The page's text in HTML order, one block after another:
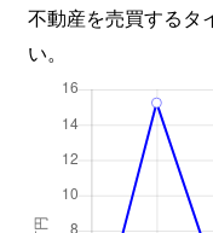
不動産を売買するタ
い。